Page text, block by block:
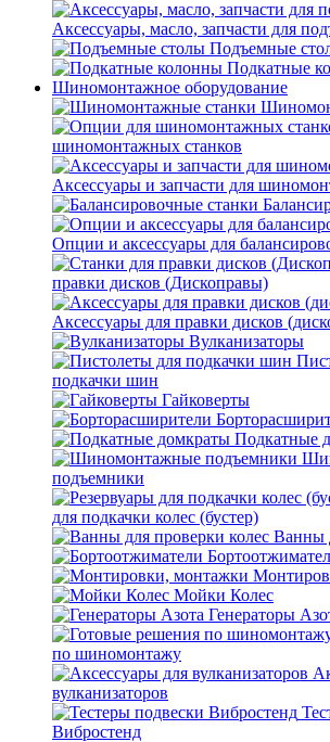
Аксессуары, масло, запчасти для
Подъемные
Подкатные
Шиномонтажное оборудование
шиномонтажных станков
Аксессуары и запчасти для
Опции и аксессуары для
правки дисков (Дископравы)
Аксессуары для правки дисков
Вулканизаторы
подкачки шин
Гайковерты
Подкатные
подъемники
для подкачки колес (бустер)
Ванны
Мойки Колес
Генераторы
по шиномонтажу
вулканизаторов
Вибростенд